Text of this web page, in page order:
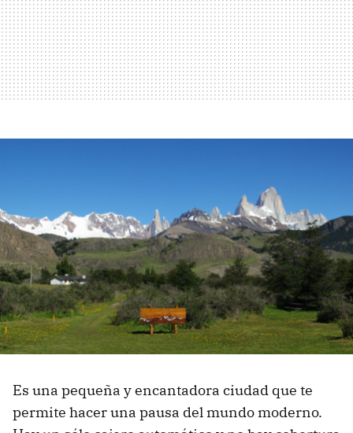
Es una pequeña y encantadora ciudad que te
permite hacer una pausa del mundo moderno.